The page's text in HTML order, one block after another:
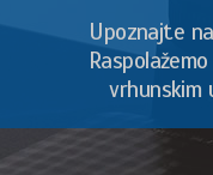
Upoznajte
vrhunskim